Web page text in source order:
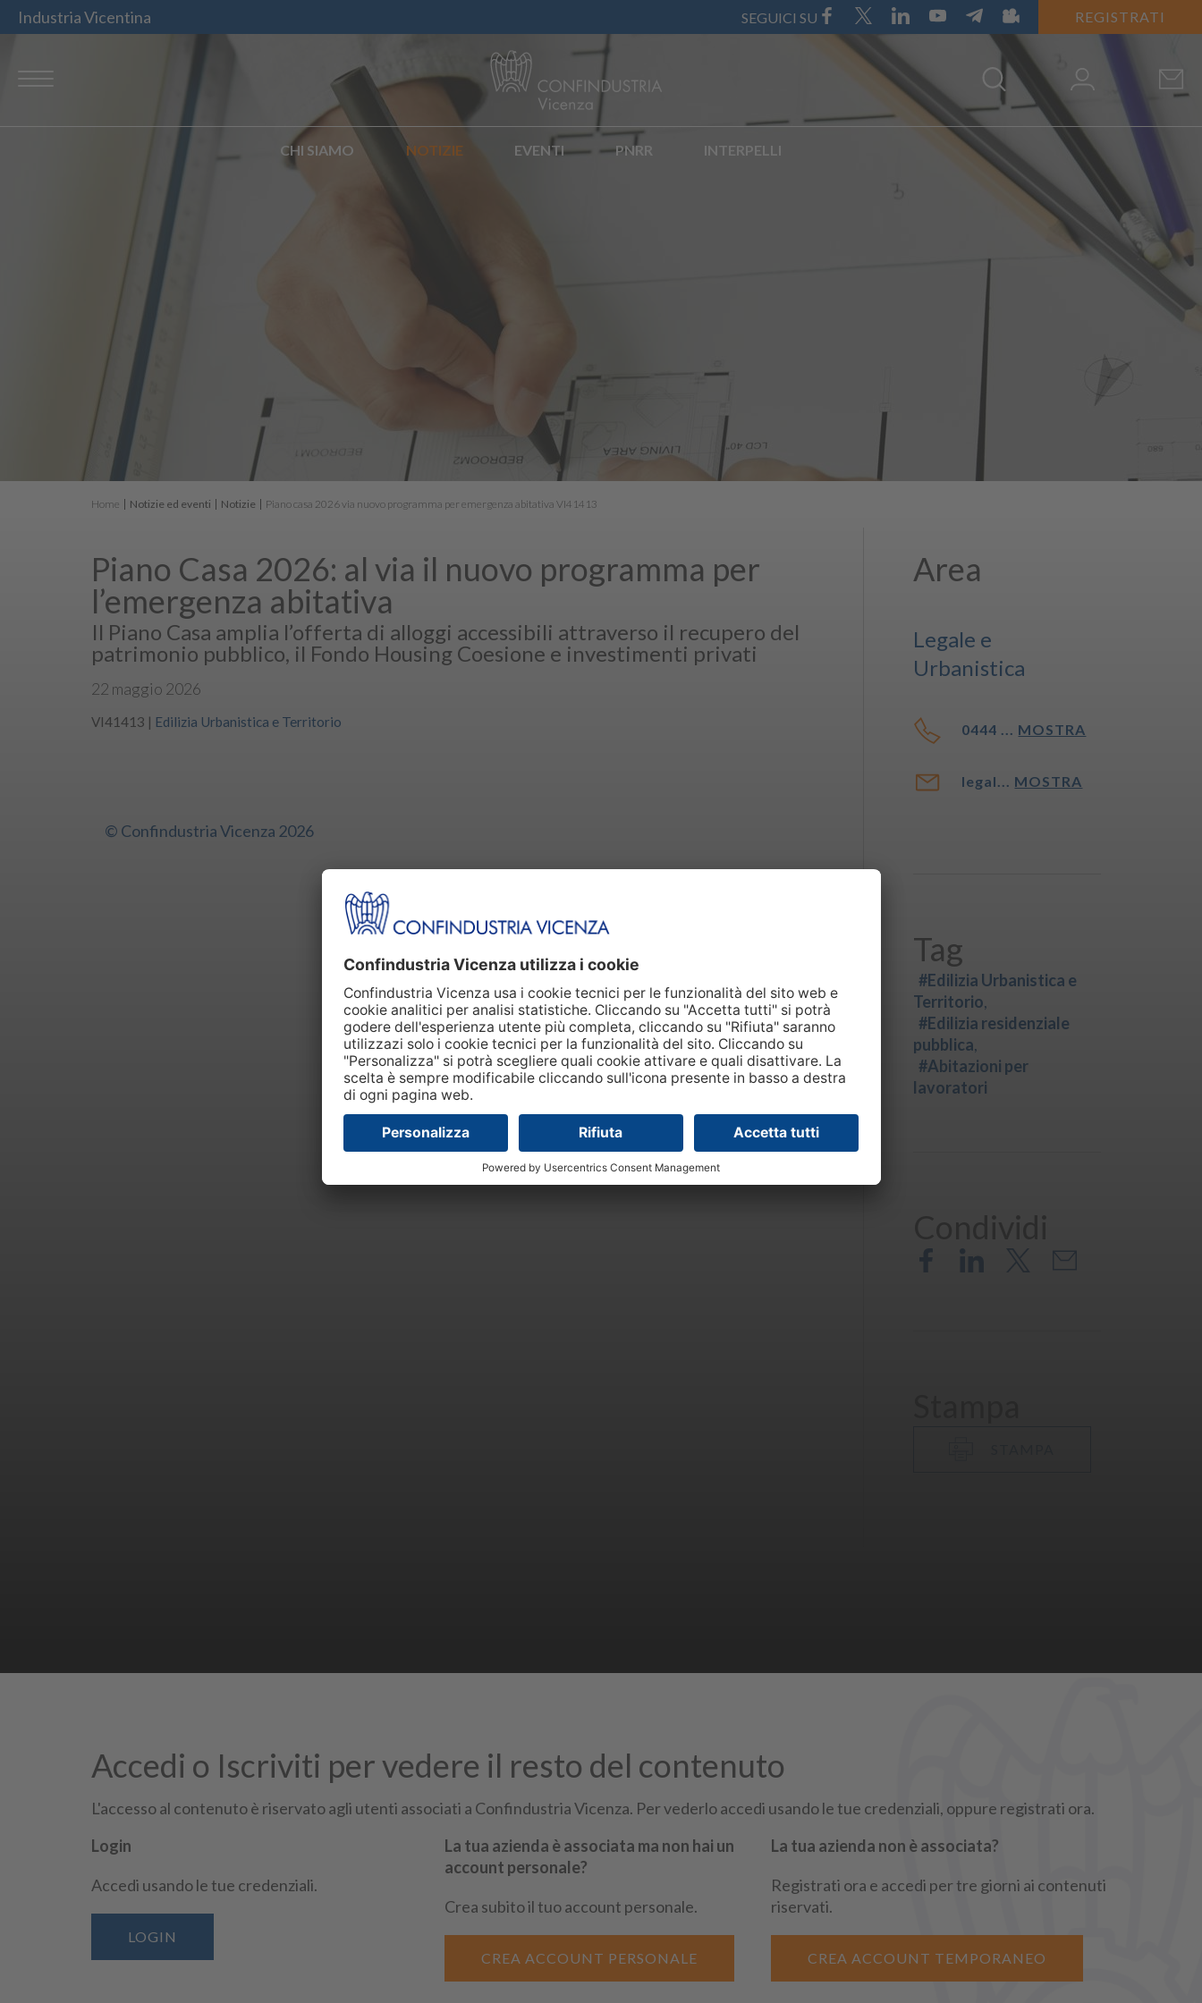
Industria Vicentina SEGUICI SU REGISTRATI
CHI SIAMO NOTIZIE EVENTI PNRR INTERPELLI
Home Notizie ed eventi Notizie Piano casa 2026 via nuovo programma per emergenza abitativa VI41413
Piano Casa 2026: al via il nuovo programma per
l’emergenza abitativa
Il Piano Casa amplia l’offerta di alloggi accessibili attraverso il recupero del
patrimonio pubblico, il Fondo Housing Coesione e investimenti privati
22 maggio 2026
VI41413 | Edilizia Urbanistica e Territorio
© Confindustria Vicenza 2026
Area
Legale e
Urbanistica
0444 ... MOSTRA
legal... MOSTRA
Tag
#Edilizia Urbanistica e
Territorio
#Edilizia residenziale
pubblica
#Abitazioni per
lavoratori
Accedi o Iscriviti per vedere il resto del contenuto
L'accesso al contenuto è riservato agli utenti associati a Confindustria Vicenza. Per vederlo accedi usando le tue credenziali, oppure registrati ora.
Login
Accedi usando le tue credenziali.
LOGIN
La tua azienda è associata ma non hai un
account personale?
Crea subito il tuo account personale.
CREA ACCOUNT PERSONALE
La tua azienda non è associata?
Registrati ora e accedi per tre giorni ai contenuti
riservati.
CREA ACCOUNT TEMPORANEO
Iscriviti e scopri tutti i vantaggi di essere un nostro associato REGISTRATI
Energindustria